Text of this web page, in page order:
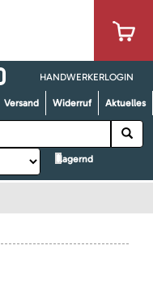
HANDWERKERLOGIN
Versand Widerruf Aktuelles
lagernd